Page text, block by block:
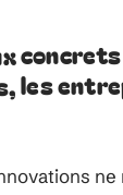
les
ne